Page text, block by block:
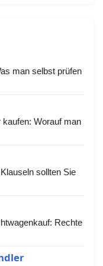
man selbst prüfen
Worauf man
sollten Sie
Rechte